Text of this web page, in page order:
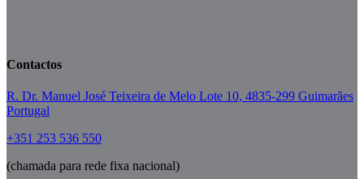
Contactos
R. Dr. Manuel José Teixeira de Melo Lote 10, 4835-299 Guimarães
Portugal
+351 253 536 550
(chamada para rede fixa nacional)